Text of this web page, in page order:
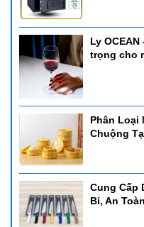
Ly
trọng cho
Phân Loại
Chuộng
Cung Cấp
Bỉ, An